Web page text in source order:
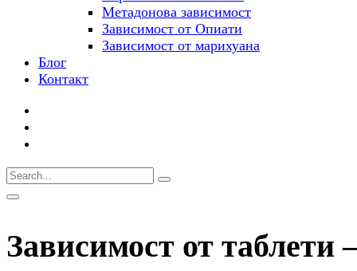
Метадонова зависимост
Зависимост от Опиати
Зависимост от марихуана
Блог
Контакт
Зависимост от таблети